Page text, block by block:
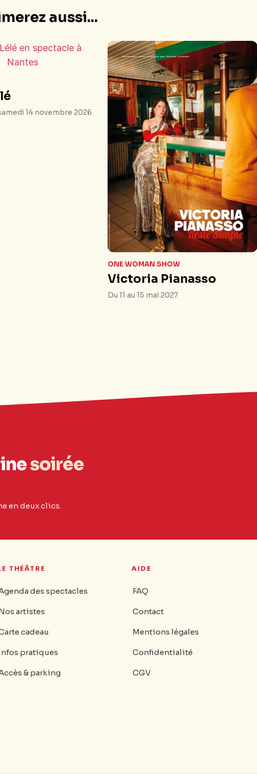
aussi...
14 novembre 2026
ONE WOMAN SHOW
Victoria Pianasso
Du 11 au 15 mai 2027
soirée
en deux clics.
THÉÂTRE
des spectacles
artistes
cadeau
pratiques
& parking
AIDE
FAQ
Contact
Mentions légales
Confidentialité
CGV